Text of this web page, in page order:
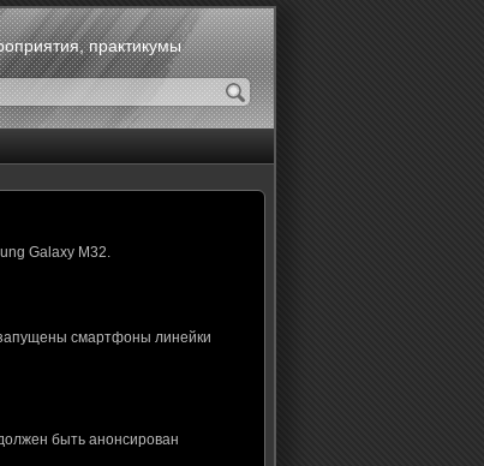
практикумы
Galaxy M32.
смартфоны линейки
быть анонсирован